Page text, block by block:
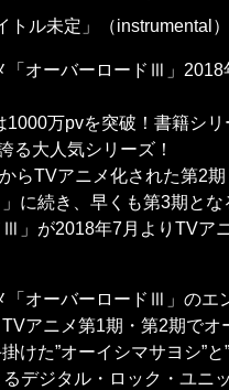
トル未定」（instrumental）
オーバーロードⅢ」2018
1000万pvを突破！書籍シリ
る大人気シリーズ！
らTVアニメ化された第2
に続き、早くも第3期とな
」が2018年7月よりTVア
オーバーロードⅢ」のエ
アニメ第1期・第2期でオ
けた”オーイシマサヨシ”と
るデジタル・ロック・ユニ